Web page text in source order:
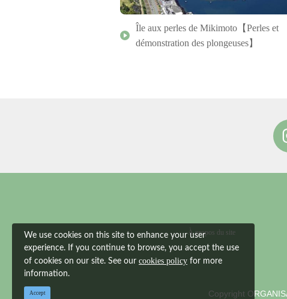
Île aux perles de Mikimoto【Perles et
démonstration des plongeuses】
À propos du site
Copyright
We use cookies on this site to enhance your user
experience. If you continue to browse, you accept the use
of cookies on our site. See our cookies policy for more
information.
Accept